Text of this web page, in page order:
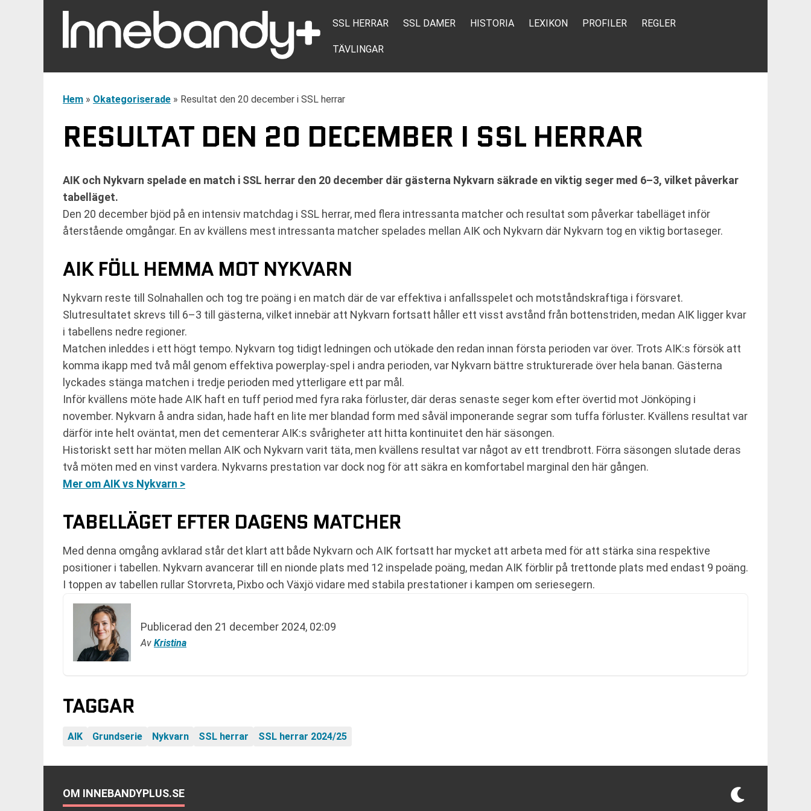
SSL HERRAR SSL DAMER HISTORIA LEXIKON PROFILER REGLER
TÄVLINGAR
Hem » Okategoriserade » Resultat den 20 december i SSL herrar
RESULTAT DEN 20 DECEMBER I SSL HERRAR
AIK och Nykvarn spelade en match i SSL herrar den 20 december där gästerna Nykvarn säkrade en viktig seger med 6–3, vilket påverkar
tabelläget.
Den 20 december bjöd på en intensiv matchdag i SSL herrar, med flera intressanta matcher och resultat som påverkar tabelläget inför
återstående omgångar. En av kvällens mest intressanta matcher spelades mellan AIK och Nykvarn där Nykvarn tog en viktig bortaseger.
AIK FÖLL HEMMA MOT NYKVARN
Nykvarn reste till Solnahallen och tog tre poäng i en match där de var effektiva i anfallsspelet och motståndskraftiga i försvaret.
Slutresultatet skrevs till 6–3 till gästerna, vilket innebär att Nykvarn fortsatt håller ett visst avstånd från bottenstriden, medan AIK ligger kvar
i tabellens nedre regioner.
Matchen inleddes i ett högt tempo. Nykvarn tog tidigt ledningen och utökade den redan innan första perioden var över. Trots AIK:s försök att
komma ikapp med två mål genom effektiva powerplay-spel i andra perioden, var Nykvarn bättre strukturerade över hela banan. Gästerna
lyckades stänga matchen i tredje perioden med ytterligare ett par mål.
Inför kvällens möte hade AIK haft en tuff period med fyra raka förluster, där deras senaste seger kom efter övertid mot Jönköping i
november. Nykvarn å andra sidan, hade haft en lite mer blandad form med såväl imponerande segrar som tuffa förluster. Kvällens resultat var
därför inte helt oväntat, men det cementerar AIK:s svårigheter att hitta kontinuitet den här säsongen.
Historiskt sett har möten mellan AIK och Nykvarn varit täta, men kvällens resultat var något av ett trendbrott. Förra säsongen slutade deras
två möten med en vinst vardera. Nykvarns prestation var dock nog för att säkra en komfortabel marginal den här gången.
Mer om AIK vs Nykvarn >
TABELLÄGET EFTER DAGENS MATCHER
Med denna omgång avklarad står det klart att både Nykvarn och AIK fortsatt har mycket att arbeta med för att stärka sina respektive
positioner i tabellen. Nykvarn avancerar till en nionde plats med 12 inspelade poäng, medan AIK förblir på trettonde plats med endast 9 poäng.
I toppen av tabellen rullar Storvreta, Pixbo och Växjö vidare med stabila prestationer i kampen om seriesegern.
Publicerad den 21 december 2024, 02:09
Av Kristina
TAGGAR
AIK Grundserie Nykvarn SSL herrar SSL herrar 2024/25
OM INNEBANDYPLUS.SE